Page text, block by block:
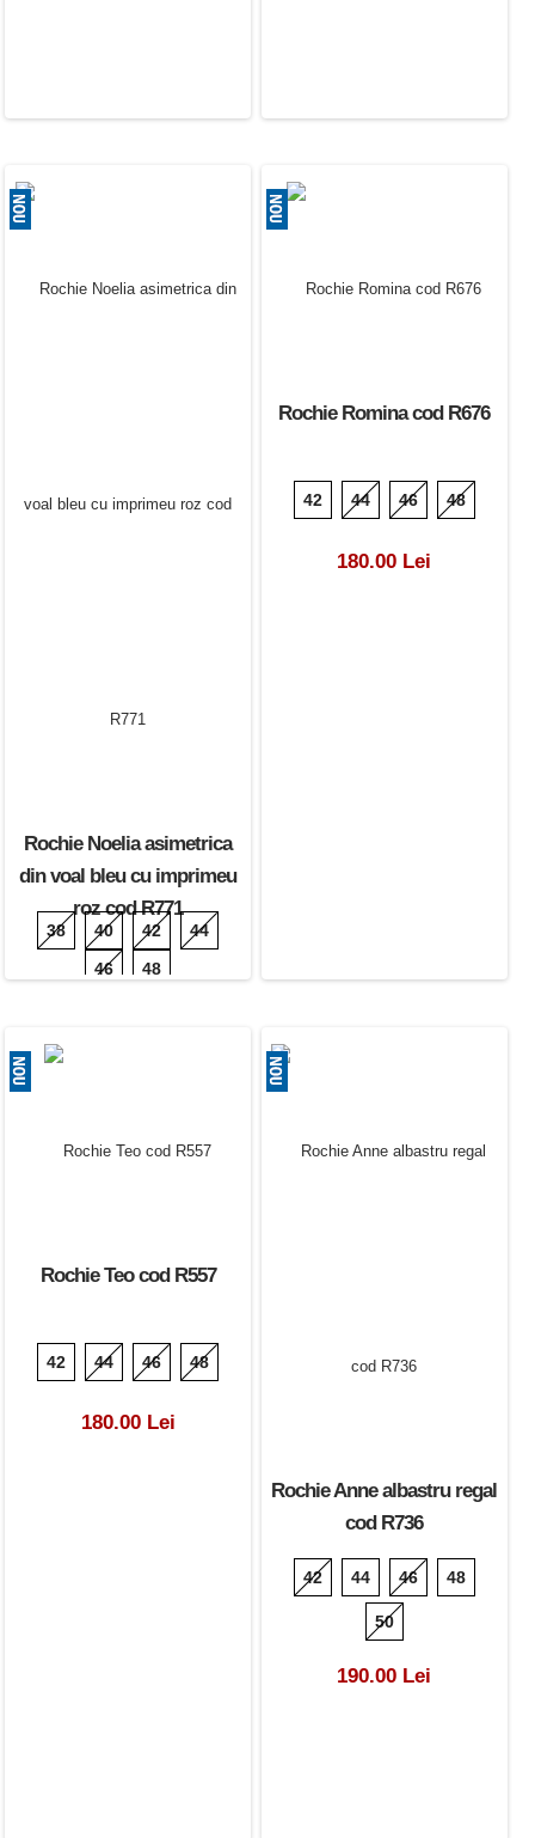
Rochie Noelia asimetrica
din voal bleu cu imprimeu
roz cod R771
38 40 42
44
46
48
Rochie Romina cod R676
42 44 46 48
180.00 Lei
Rochie Teo cod R557
42 44 46 48
180.00 Lei
Rochie Anne albastru regal
cod R736
42 44 46 48
50
190.00 Lei